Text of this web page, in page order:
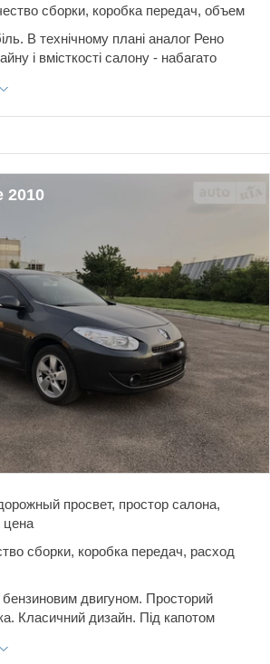
сборки, коробка передач, объем
управляемость, цена,
В технічному плані аналог Рено
і вмісткості салону - набагато
копійки, порівняно з іншими
2010
просвет, простор салона,
цена
сборки, коробка передач, расход
бензиновим двигуном. Просторий
Класичний дизайн. Під капотом
б більшого.